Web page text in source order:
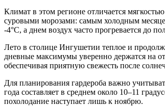
Климат в этом регионе отличается
суровыми морозами: самым холодным
-4°C, а днем воздух часто прогревается до
Лето в столице Ингушетии теплое и
дневные максимумы уверенно держатся на
обеспечивая приятную свежесть после
Для планирования гардероба важно
года составляет в среднем около 10–11
похолодание наступает лишь к ноябрю.